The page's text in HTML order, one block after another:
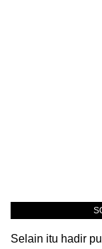
Selain itu hadir